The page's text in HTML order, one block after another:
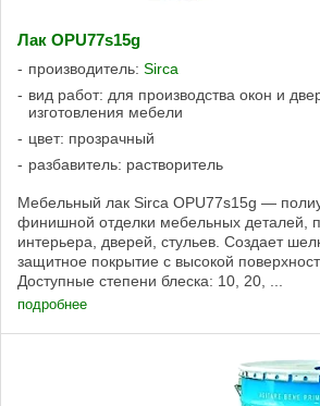
Лак OPU77s15g
производитель: Sirca
вид работ: для производства окон и
изготовления мебели
цвет: прозрачный
разбавитель: растворитель
Мебельный лак Sirca OPU77s15g —
финишной отделки мебельных деталей,
интерьера, дверей, стульев. Создает
защитное покрытие с высокой
Доступные степени блеска: 10, 20, ...
подробнее